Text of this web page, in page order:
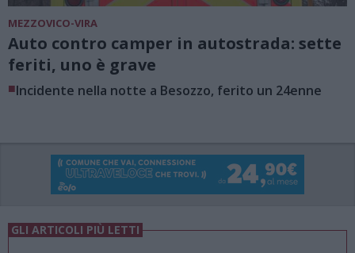
MEZZOVICO-VIRA
Auto contro camper in autostrada: sette
feriti, uno è grave
■Incidente nella notte a Besozzo, ferito un 24enne
GLI ARTICOLI PIÙ LETTI